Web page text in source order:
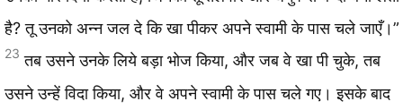
है? तू उनको अन्न जल दे कि खा पीकर अपने स्वामी के पास चले जाएँ।”
23 तब उसने उनके लिये बड़ा भोज किया, और जब वे खा पी चुके, तब
उसने उन्हें विदा किया, और वे अपने स्वामी के पास चले गए। इसके बाद